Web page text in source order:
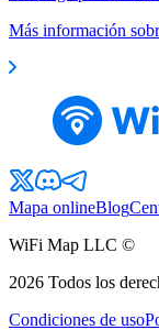
Más información
Mapa onlineBlog
WiFi Map LLC ©
2026 Todos los
Condiciones de uso